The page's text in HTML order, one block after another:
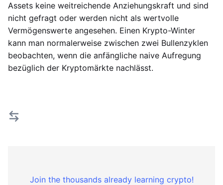
Assets keine weitreichende Anziehungskraft und sind
nicht gefragt oder werden nicht als wertvolle
Vermögenswerte angesehen. Einen Krypto-Winter
kann man normalerweise zwischen zwei Bullenzyklen
beobachten, wenn die anfängliche naive Aufregung
bezüglich der Kryptomärkte nachlässt.
Join the thousands already learning crypto!